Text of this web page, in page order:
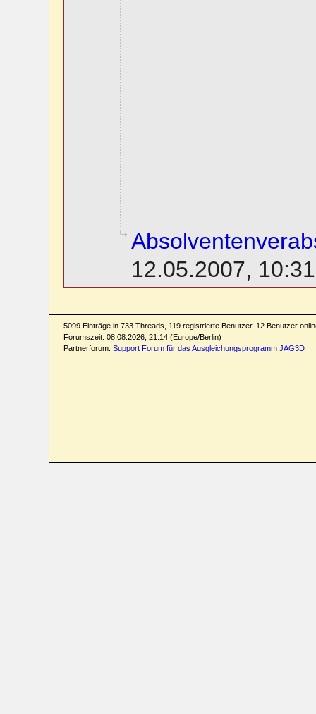
12.05.2007, 10:31
5099 Einträge in 733 Threads, 119 registrierte Benutzer, 12 Benutzer
Forumszeit: 08.08.2026, 21:14 (Europe/Berlin)
Partnerforum: Support Forum für das Ausgleichungsprogramm JAG3D